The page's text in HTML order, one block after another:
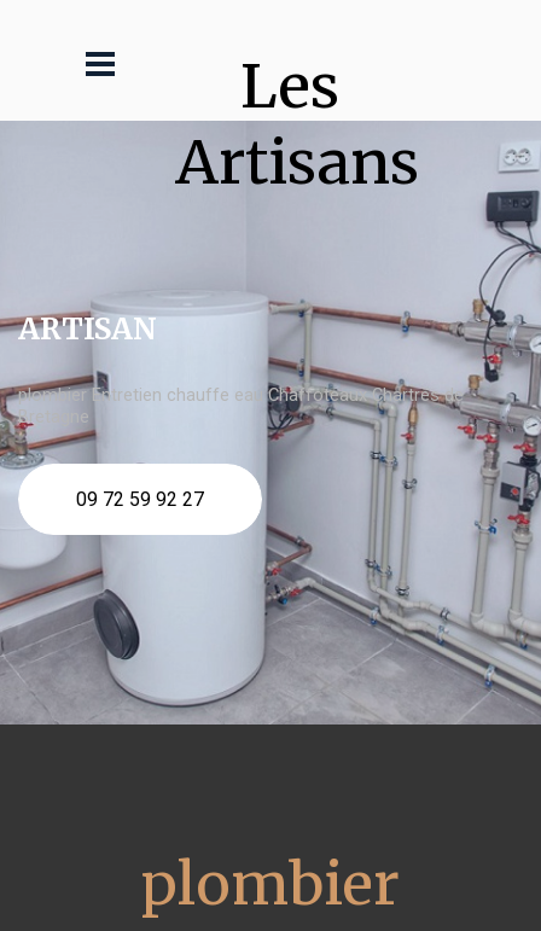
Les
Artisans
ARTISAN
plombier Entretien chauffe eau Chaffoteaux Chartres de
Bretagne
09 72 59 92 27
plombier